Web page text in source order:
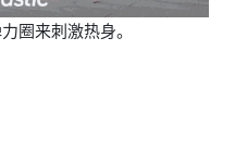
圈来刺激热身。